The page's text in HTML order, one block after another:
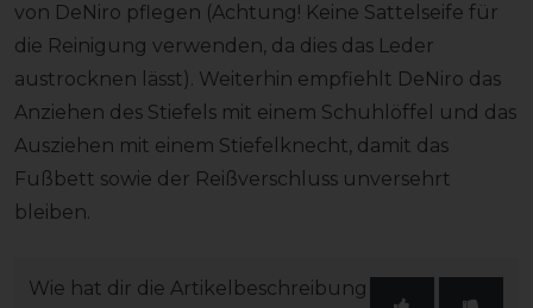
von DeNiro pflegen (Achtung! Keine Sattelseife für
die Reinigung verwenden, da dies das Leder
austrocknen lässt). Weiterhin empfiehlt DeNiro das
Anziehen des Stiefels mit einem Schuhlöffel und das
Ausziehen mit einem Stiefelknecht, damit das
Fußbett sowie der Reißverschluss unversehrt
bleiben.
Wie hat dir die Artikelbeschreibung